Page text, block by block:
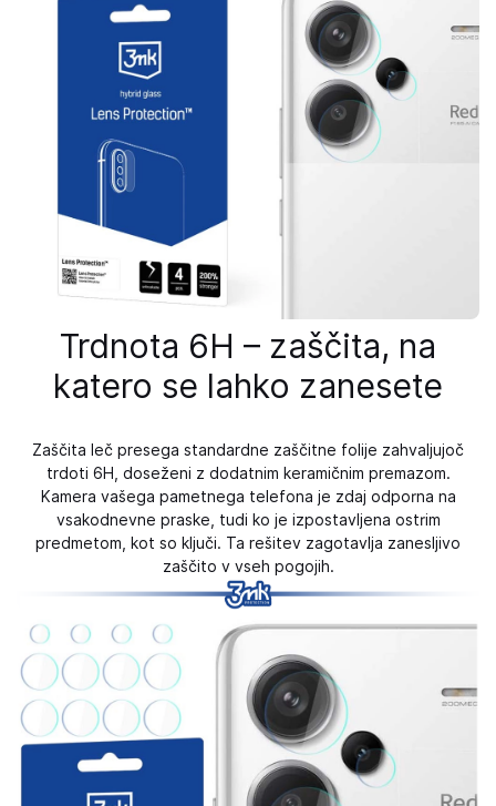
Trdnota 6H – zaščita, na
katero se lahko zanesete
Zaščita leč presega standardne zaščitne folije zahvaljujoč
trdoti 6H, doseženi z dodatnim keramičnim premazom.
Kamera vašega pametnega telefona je zdaj odporna na
vsakodnevne praske, tudi ko je izpostavljena ostrim
predmetom, kot so ključi. Ta rešitev zagotavlja zanesljivo
zaščito v vseh pogojih.